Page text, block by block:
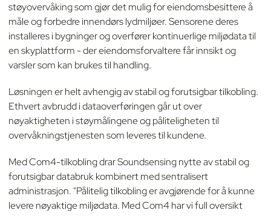
støyovervåking som gjør det mulig for eiendomsbesittere å
måle og forbedre innendørs lydmiljøer. Sensorene deres
installeres i bygninger og overfører kontinuerlige miljødata til
en skyplattform - der eiendomsforvaltere får innsikt og
varsler som kan brukes til handling.
Løsningen er helt avhengig av stabil og forutsigbar tilkobling.
Ethvert avbrudd i dataoverføringen går ut over
nøyaktigheten i støymålingene og påliteligheten til
overvåkningstjenesten som leveres til kundene.
Med Com4-tilkobling drar Soundsensing nytte av stabil og
forutsigbar databruk kombinert med sentralisert
administrasjon. "Pålitelig tilkobling er avgjørende for å kunne
levere nøyaktige miljødata. Med Com4 har vi full oversikt